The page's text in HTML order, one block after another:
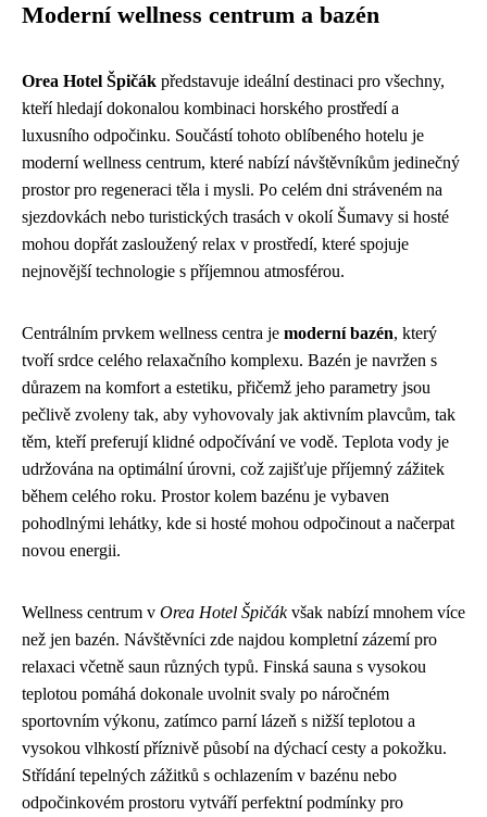
Moderní wellness centrum a bazén
Orea Hotel Špičák představuje ideální destinaci pro všechny,
kteří hledají dokonalou kombinaci horského prostředí a
luxusního odpočinku. Součástí tohoto oblíbeného hotelu je
moderní wellness centrum, které nabízí návštěvníkům jedinečný
prostor pro regeneraci těla i mysli. Po celém dni stráveném na
sjezdovkách nebo turistických trasách v okolí Šumavy si hosté
mohou dopřát zasloužený relax v prostředí, které spojuje
nejnovější technologie s příjemnou atmosférou.
Centrálním prvkem wellness centra je moderní bazén, který
tvoří srdce celého relaxačního komplexu. Bazén je navržen s
důrazem na komfort a estetiku, přičemž jeho parametry jsou
pečlivě zvoleny tak, aby vyhovovaly jak aktivním plavcům, tak
těm, kteří preferují klidné odpočívání ve vodě. Teplota vody je
udržována na optimální úrovni, což zajišťuje příjemný zážitek
během celého roku. Prostor kolem bazénu je vybaven
pohodlnými lehátky, kde si hosté mohou odpočinout a načerpat
novou energii.
Wellness centrum v Orea Hotel Špičákvšak nabízí mnohem více
než jen bazén. Návštěvníci zde najdou kompletní zázemí pro
relaxaci včetně saun různých typů. Finská sauna s vysokou
teplotou pomáhá dokonale uvolnit svaly po náročném
sportovním výkonu, zatímco parní lázeň s nižší teplotou a
vysokou vlhkostí příznivě působí na dýchací cesty a pokožku.
Střídání tepelných zážitků s ochlazením v bazénu nebo
odpočinkovém prostoru vytváří perfektní podmínky pro